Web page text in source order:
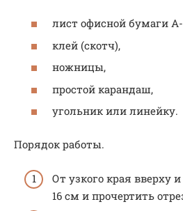
лист офисной бумаги
клей (скотч),
ножницы,
простой карандаш,
угольник или линейку.
Порядок работы.
От узкого края вверху
16 см и прочертить